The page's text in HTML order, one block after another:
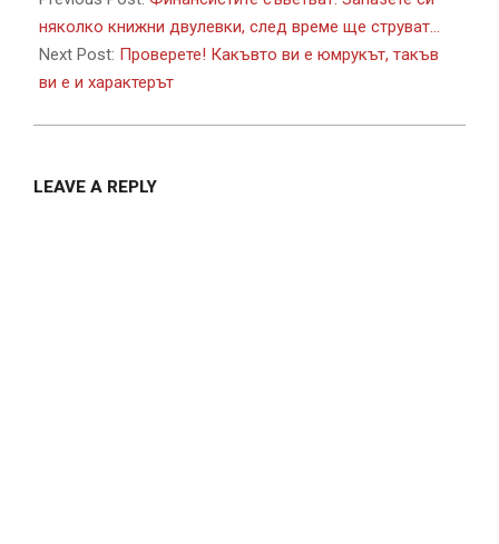
22
няколко книжни двулевки, след време ще струват…
Next Post: Проверете! Какъвто ви е юмрукът, такъв
ви е и характерът
LEAVE A REPLY